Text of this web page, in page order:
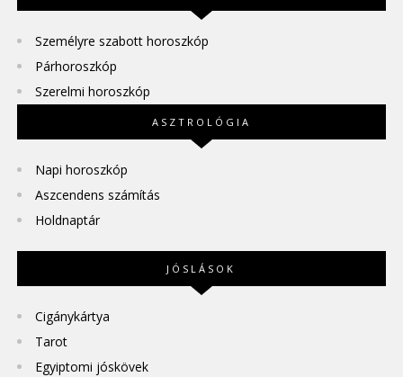
Személyre szabott horoszkóp
Párhoroszkóp
Szerelmi horoszkóp
ASZTROLÓGIA
Napi horoszkóp
Aszcendens számítás
Holdnaptár
JÓSLÁSOK
Cigánykártya
Tarot
Egyiptomi jóskövek